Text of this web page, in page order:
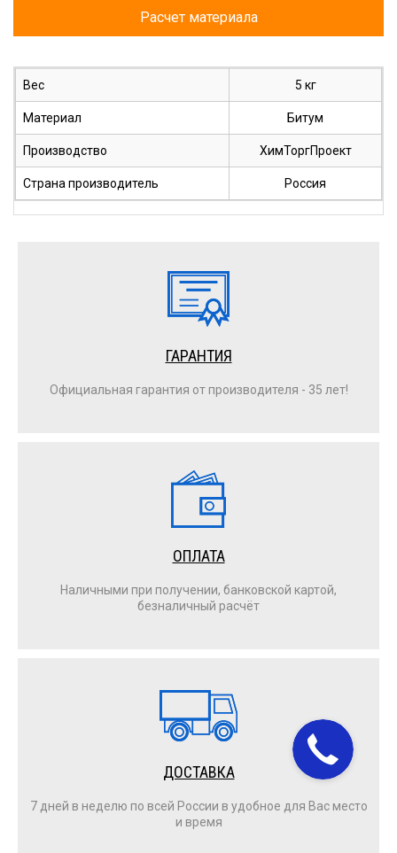
Расчет материала
Вес 5 кг
Материал Битум
Производство ХимТоргПроект
Страна производитель Россия
ГАРАНТИЯ
Официальная гарантия от производителя - 35 лет!
ОПЛАТА
Наличными при получении, банковской картой,
безналичный расчёт
ДОСТАВКА
7 дней в неделю по всей России в удобное для Вас место
и время